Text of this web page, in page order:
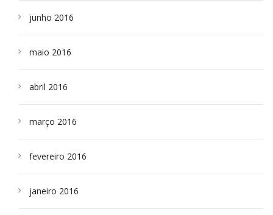
junho 2016
maio 2016
abril 2016
março 2016
fevereiro 2016
janeiro 2016